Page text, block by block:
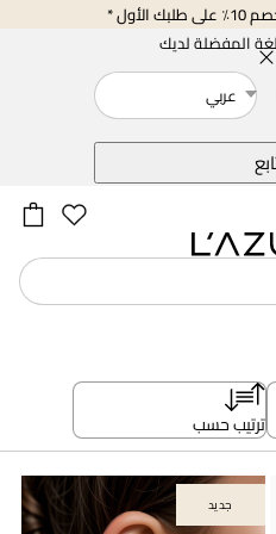
*
المفضلة لديك
عربي
ترتيب حسب
جديد
جديد